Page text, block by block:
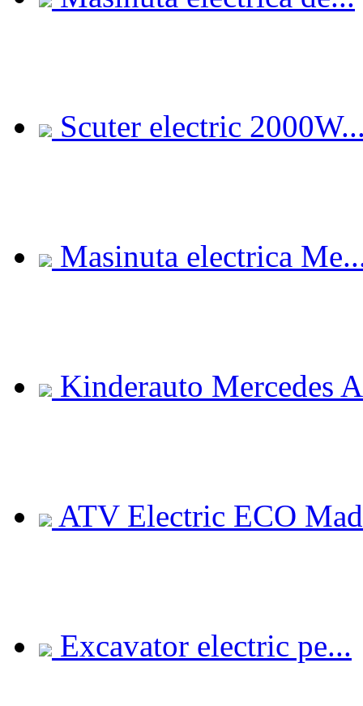
Scuter electric
Masinuta electrica
Kinderauto Mercedes
ATV Electric ECO
Excavator electric pe...